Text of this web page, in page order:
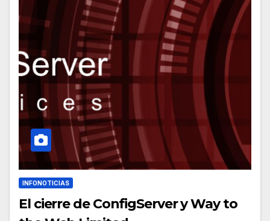
INFONOTICIAS
El cierre de ConfigServer y Way to